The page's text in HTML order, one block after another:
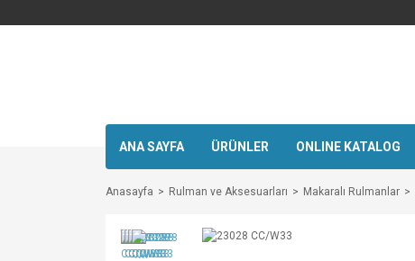
ANA SAYFA ÜRÜNLER ONLINE KATALOG
Anasayfa Rulman ve Aksesuarları Makaralı Rulmanlar